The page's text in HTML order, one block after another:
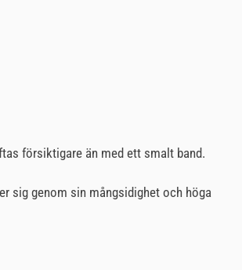
försiktigare än med ett smalt band.
sig genom sin mångsidighet och höga